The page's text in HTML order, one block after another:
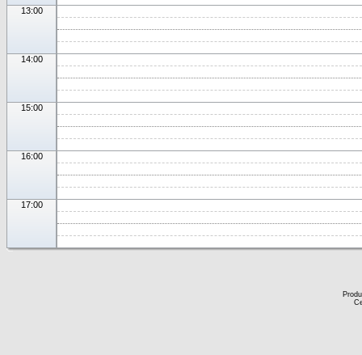
13:00
14:00
15:00
16:00
17:00